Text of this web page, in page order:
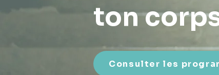
ton
Consulter les